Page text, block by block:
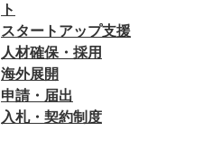
ト
スタートアップ支援
人材確保・採用
海外展開
申請・届出
入札・契約制度